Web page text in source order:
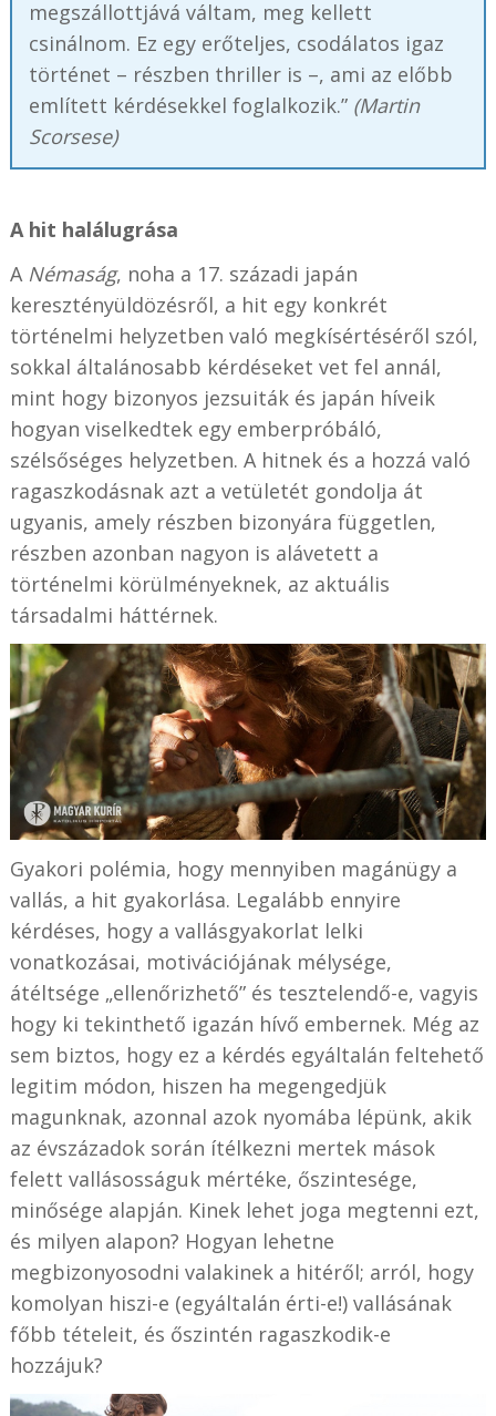
megszállottjává váltam, meg kellett
csinálnom. Ez egy erőteljes, csodálatos igaz
történet – részben thriller is –, ami az előbb
említett kérdésekkel foglalkozik.” (Martin
Scorsese)
A hit halálugrása
A Némaság, noha a 17. századi japán
keresztényüldözésről, a hit egy konkrét
történelmi helyzetben való megkísértéséről szól,
sokkal általánosabb kérdéseket vet fel annál,
mint hogy bizonyos jezsuiták és japán híveik
hogyan viselkedtek egy emberpróbáló,
szélsőséges helyzetben. A hitnek és a hozzá való
ragaszkodásnak azt a vetületét gondolja át
ugyanis, amely részben bizonyára független,
részben azonban nagyon is alávetett a
történelmi körülményeknek, az aktuális
társadalmi háttérnek.
Gyakori polémia, hogy mennyiben magánügy a
vallás, a hit gyakorlása. Legalább ennyire
kérdéses, hogy a vallásgyakorlat lelki
vonatkozásai, motivációjának mélysége,
átéltsége „ellenőrizhető” és tesztelendő-e, vagyis
hogy ki tekinthető igazán hívő embernek. Még az
sem biztos, hogy ez a kérdés egyáltalán feltehető
legitim módon, hiszen ha megengedjük
magunknak, azonnal azok nyomába lépünk, akik
az évszázadok során ítélkezni mertek mások
felett vallásosságuk mértéke, őszintesége,
minősége alapján. Kinek lehet joga megtenni ezt,
és milyen alapon? Hogyan lehetne
megbizonyosodni valakinek a hitéről; arról, hogy
komolyan hiszi-e (egyáltalán érti-e!) vallásának
főbb tételeit, és őszintén ragaszkodik-e
hozzájuk?